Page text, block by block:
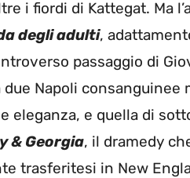
i fiordi di Kattegat. Ma
degli adulti,
passaggio di
due Napoli
eleganza, e quella di
& Georgia, il dramedy
trasferitesi in New